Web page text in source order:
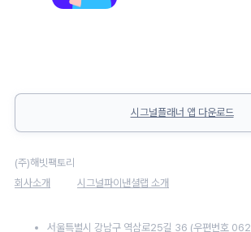
시그널플래너 앱 다운로드
(주)해빗팩토리
회사소개
시그널파이낸셜랩 소개
서울특별시 강남구 역삼로25길 36 (우편번호